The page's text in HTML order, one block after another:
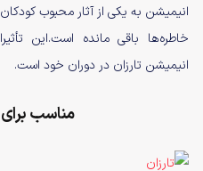
انیمیشن به یکی از آثار محبوب
خاطره‌ها باقی مانده است.این
انیمیشن تارزان در دوران خود است.
مناسب